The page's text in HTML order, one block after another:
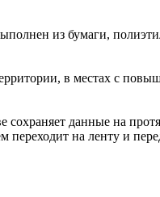
из бумаги,
в местах с
данные на
на ленту и